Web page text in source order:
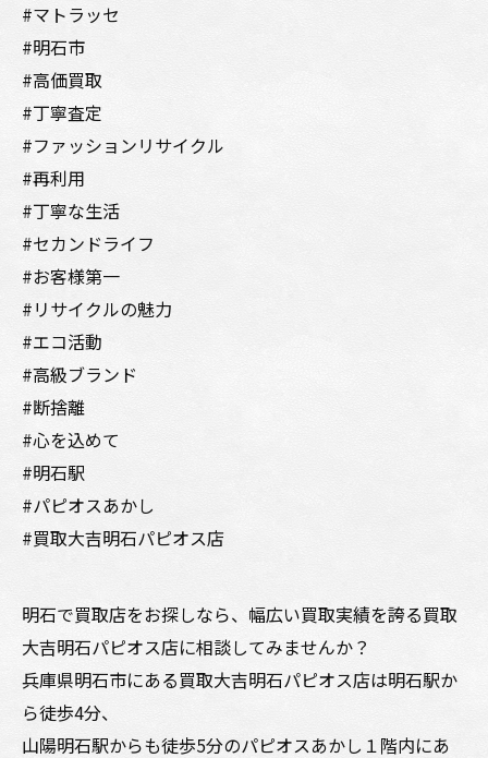
#マトラッセ
#明石市
#高価買取
#丁寧査定
#ファッションリサイクル
#再利用
#丁寧な生活
#セカンドライフ
#お客様第一
#リサイクルの魅力
#エコ活動
#高級ブランド
#断捨離
#心を込めて
#明石駅
#パピオスあかし
#買取大吉明石パピオス店
明石で買取店をお探しなら、幅広い買取実績を誇る買取
大吉明石パピオス店に相談してみませんか？
兵庫県明石市にある買取大吉明石パピオス店は明石駅か
ら徒歩4分、
山陽明石駅からも徒歩5分のパピオスあかし１階内にあ